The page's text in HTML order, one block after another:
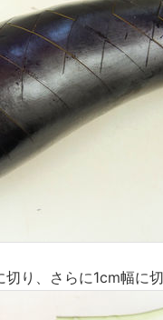
り、さらに1cm幅に切